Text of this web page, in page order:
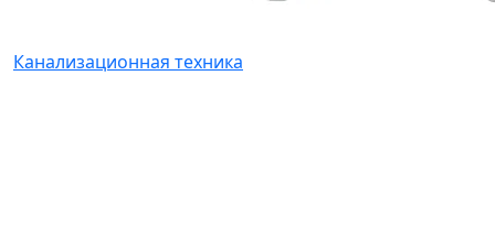
Канализационная техника